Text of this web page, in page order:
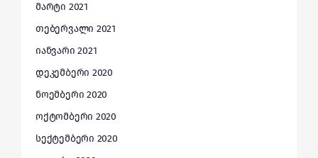
მარტი 2021
თებერვალი 2021
იანვარი 2021
დეკემბერი 2020
ნოემბერი 2020
ოქტომბერი 2020
სექტემბერი 2020